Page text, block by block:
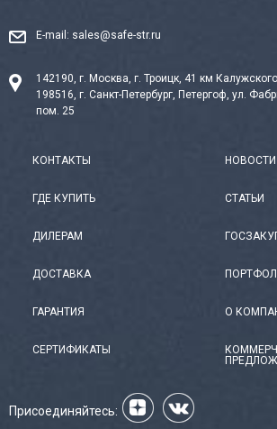
E-mail: sales@safe-str.ru
142190, г. Москва, г. Троицк, 41 км
198516, г. Санкт-Петербург, Петергоф, ул.
пом. 25
КОНТАКТЫ
ГДЕ КУПИТЬ
ДИЛЕРАМ
ДОСТАВКА
ГАРАНТИЯ
СЕРТИФИКАТЫ
НОВОСТИ
СТАТЬИ
О
Присоединяйтесь: